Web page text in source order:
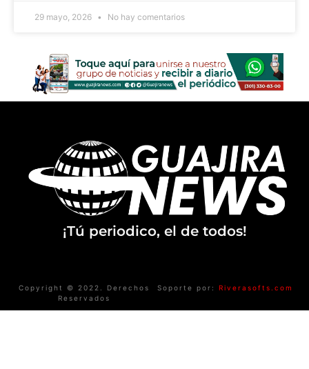
29 mayo, 2026 No hay comentarios
¡Tú periodico, el de todos!
Copyright © 2022. Derechos
Reservados
Soporte por: Riverasofts.com